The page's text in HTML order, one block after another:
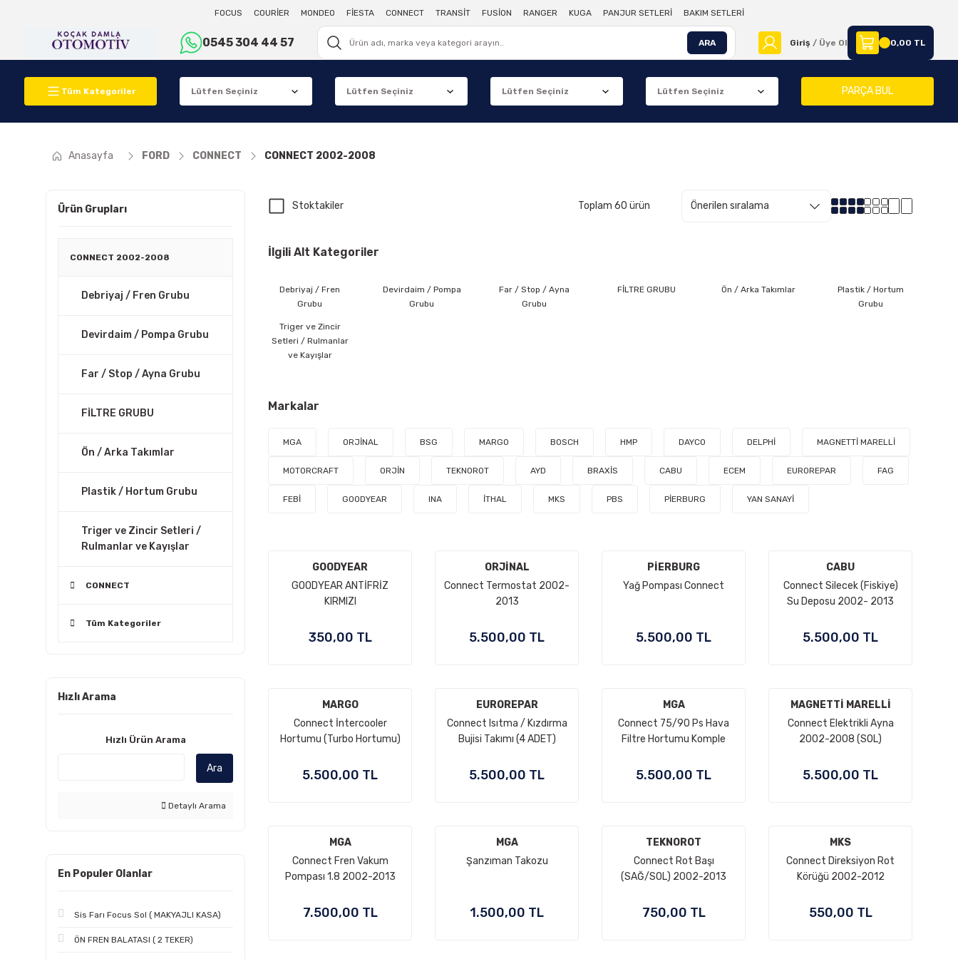
FOCUS COURİER MONDEO FİESTA CONNECT TRANSİT FUSİON RANGER KUGA PANJUR SETLERİ BAKIM SETLERİ
0545 304 44 57 ARA Giriş / Üye Ol 0,00 TL
Tüm Kategoriler PARÇA BUL
Anasayfa FORD CONNECT CONNECT 2002-2008
Ürün Grupları
CONNECT 2002-2008
Debriyaj / Fren Grubu
Devirdaim / Pompa Grubu
Far / Stop / Ayna Grubu
FİLTRE GRUBU
Ön / Arka Takımlar
Plastik / Hortum Grubu
Triger ve Zincir Setleri /
Rulmanlar ve Kayışlar
CONNECT
Tüm Kategoriler
Hızlı Arama
Hızlı Ürün Arama
Ara
Detaylı Arama
En Populer Olanlar
Sis Farı Focus Sol ( MAKYAJLI KASA)
ÖN FREN BALATASI ( 2 TEKER)
Stoktakiler Toplam 60 ürün
İlgili Alt Kategoriler
Debriyaj / Fren
Grubu
Devirdaim / Pompa
Grubu
Far / Stop / Ayna
Grubu
FİLTRE GRUBU Ön / Arka Takımlar
Plastik / Hortum
Grubu
Triger ve Zincir
Setleri / Rulmanlar
ve Kayışlar
Markalar
MGA ORJİNAL BSG MARGO BOSCH HMP DAYCO DELPHİ MAGNETTİ MARELLİ
MOTORCRAFT ORJİN TEKNOROT AYD BRAXİS CABU ECEM EUROREPAR FAG
FEBİ GOODYEAR INA İTHAL MKS PBS PİERBURG YAN SANAYİ
GOODYEAR
GOODYEAR ANTİFRİZ
KIRMIZI
350,00 TL
ORJİNAL
Connect Termostat 2002-
2013
5.500,00 TL
PİERBURG
Yağ Pompası Connect
5.500,00 TL
CABU
Connect Silecek (Fiskiye)
Su Deposu 2002- 2013
5.500,00 TL
MARGO
Connect İntercooler
Hortumu (Turbo Hortumu)
5.500,00 TL
EUROREPAR
Connect Isıtma / Kızdırma
Bujisi Takımı (4 ADET)
5.500,00 TL
MGA
Connect 75/90 Ps Hava
Filtre Hortumu Komple
2002-2007
5.500,00 TL
MAGNETTİ MARELLİ
Connect Elektrikli Ayna
2002-2008 (SOL)
5.500,00 TL
MGA
Connect Fren Vakum
Pompası 1.8 2002-2013
7.500,00 TL
MGA
Şanzıman Takozu
1.500,00 TL
TEKNOROT
Connect Rot Başı
(SAĞ/SOL) 2002-2013
750,00 TL
MKS
Connect Direksiyon Rot
Körüğü 2002-2012
550,00 TL